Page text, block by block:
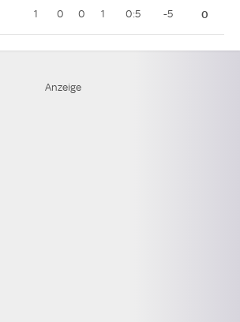
1 0 0 1 0:5 -5 0